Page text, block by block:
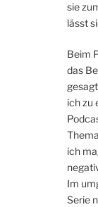
sie
lässt
Beim
das
ich zu
ich
Im
Serie